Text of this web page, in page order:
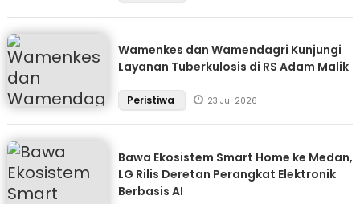
Wamenkes dan Wamendagri Kunjungi
Layanan Tuberkulosis di RS Adam Malik
Peristiwa 23 Jul 2026
Bawa Ekosistem Smart Home ke Medan,
LG Rilis Deretan Perangkat Elektronik
Berbasis AI